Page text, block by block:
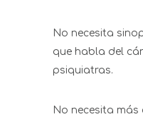
No necesita
que habla del
psiquiatras.
No necesita